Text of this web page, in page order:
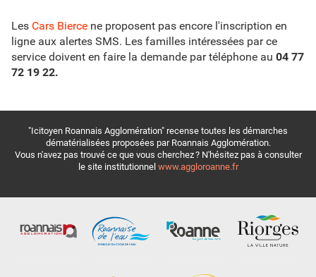
Les Cars Bierce ne proposent pas encore l'inscription en
ligne aux alertes SMS. Les familles intéressées par ce
service doivent en faire la demande par téléphone au 04 77
72 19 22.
"Icitoyen Roannais Agglomération" recense toutes les démarches
dématérialisées proposées par Roannais Agglomération.
Vous n'avez pas trouvé ce que vous cherchez ? N'hésitez pas à consulter
le site institutionnel www.aggloroanne.fr